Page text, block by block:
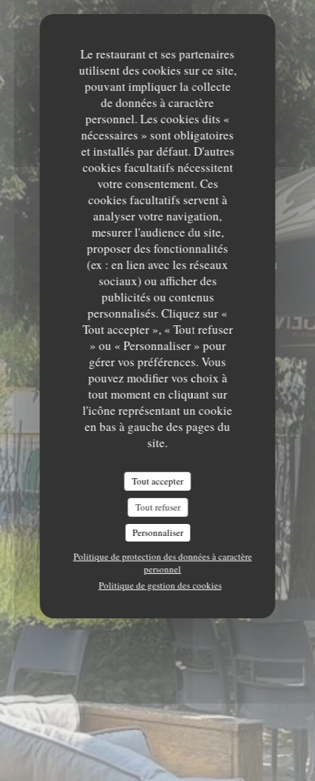
Le restaurant et ses partenaires
utilisent des cookies sur ce site,
pouvant impliquer la collecte
de données à caractère
personnel. Les cookies dits «
nécessaires » sont obligatoires
et installés par défaut. D'autres
cookies facultatifs nécessitent
votre consentement. Ces
cookies facultatifs servent à
analyser votre navigation,
mesurer l'audience du site,
proposer des fonctionnalités
(ex : en lien avec les réseaux
sociaux) ou afficher des
publicités ou contenus
personnalisés. Cliquez sur «
Tout accepter », « Tout refuser
» ou « Personnaliser » pour
gérer vos préférences. Vous
pouvez modifier vos choix à
tout moment en cliquant sur
l'icône représentant un cookie
en bas à gauche des pages du
site.
Tout accepter
Tout refuser
Personnaliser
Politique de protection des données à caractère
personnel
Politique de gestion des cookies